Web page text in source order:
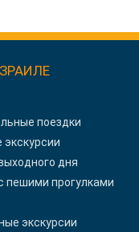
поездки
экскурсии
дня
пешими прогулками
экскурсии